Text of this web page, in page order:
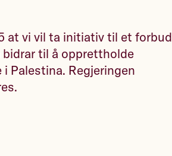
at vi vil ta initiativ til et forbud
til å opprettholde
Palestina. Regjeringen